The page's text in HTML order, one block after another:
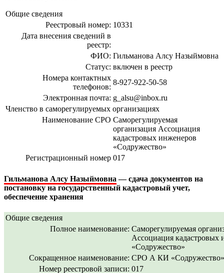
Общие сведения
Реестровый номер: 10331
Дата внесения сведений в
реестр:
ФИО: Гильманова Алсу Назыймовна
Статус: включен в реестр
Номера контактных
телефонов:
8-927-922-50-58
Электронная почта: g_alsu@inbox.ru
Членство в саморегулируемых организациях
Наименование СРО Саморегулируемая
организация Ассоциация
кадастровых инженеров
«Содружество»
Регистрационный номер 017
Гильманова Алсу Назыймовна — сдача документов на
постановку на государственный кадастровый учет,
обеспечение хранения
Общие сведения
Полное наименование: Саморегулируемая
Ассоциация кадастровых
«Содружество»
Сокращенное наименование: СРО А КИ «Содружество»
Номер реестровой записи: 017